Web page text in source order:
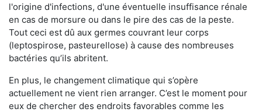
l'origine d'infections, d'une éventuelle insuffisance rénale
en cas de morsure ou dans le pire des cas de la peste.
Tout ceci est dû aux germes couvrant leur corps
(leptospirose, pasteurellose) à cause des nombreuses
bactéries qu’ils abritent.
En plus, le changement climatique qui s’opère
actuellement ne vient rien arranger. C’est le moment pour
eux de chercher des endroits favorables comme les